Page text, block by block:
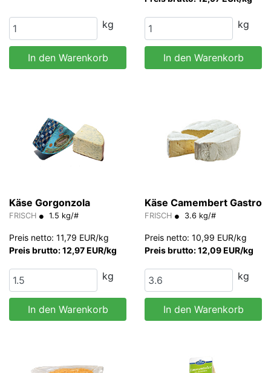
kg
In den Warenkorb
kg
In den Warenkorb
Käse Gorgonzola
FRISCH 1.5 kg/#
Preis netto: 11,79 EUR/kg
Preis brutto: 12,97 EUR/kg
kg
In den Warenkorb
Käse Camembert Gastro
FRISCH 3.6 kg/#
Preis netto: 10,99 EUR/kg
Preis brutto: 12,09 EUR/kg
kg
In den Warenkorb